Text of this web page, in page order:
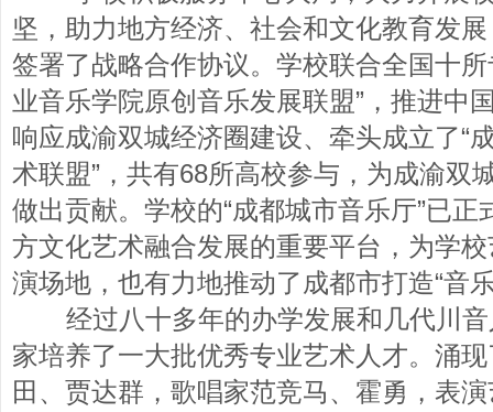
坚，助力地方经济、社会和文化教育发
签署了战略合作协议。学校联合全国十
业音乐学院原创音乐发展联盟”，推进中
响应成渝双城经济圈建设、牵头成立了“
术联盟”，共有68所高校参与，为成渝双
做出贡献。学校的“成都城市音乐厅”已
方文化艺术融合发展的重要平台，为学
演场地，也有力地推动了成都市打造“音
经过八十多年的办学发展和几代川音
家培养了一大批优秀专业艺术人才。涌
田、贾达群，歌唱家范竞马、霍勇，表